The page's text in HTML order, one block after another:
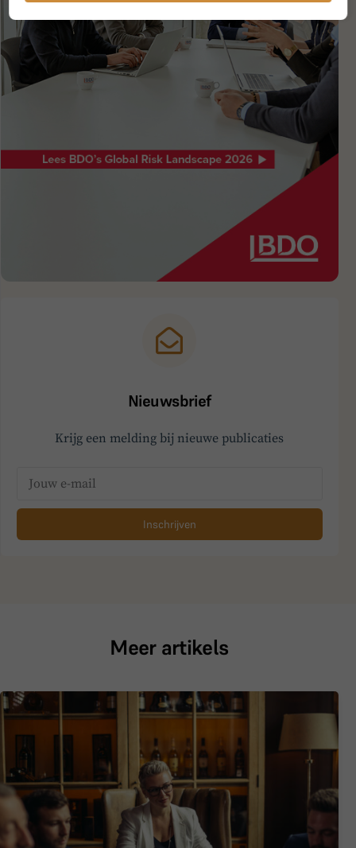
Nieuwsbrief
Krijg een melding bij nieuwe publicaties
Inschrijven
Meer artikels